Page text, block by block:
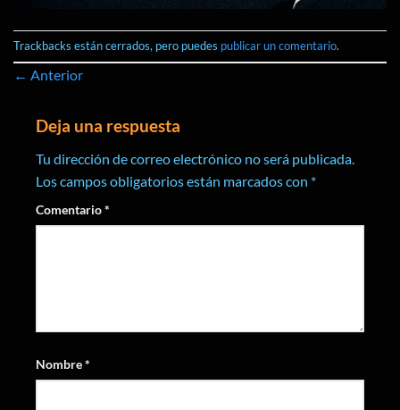
Trackbacks están cerrados, pero puedes publicar un comentario.
← Anterior
Deja una respuesta
Tu dirección de correo electrónico no será publicada.
Los campos obligatorios están marcados con *
Comentario*
Nombre*